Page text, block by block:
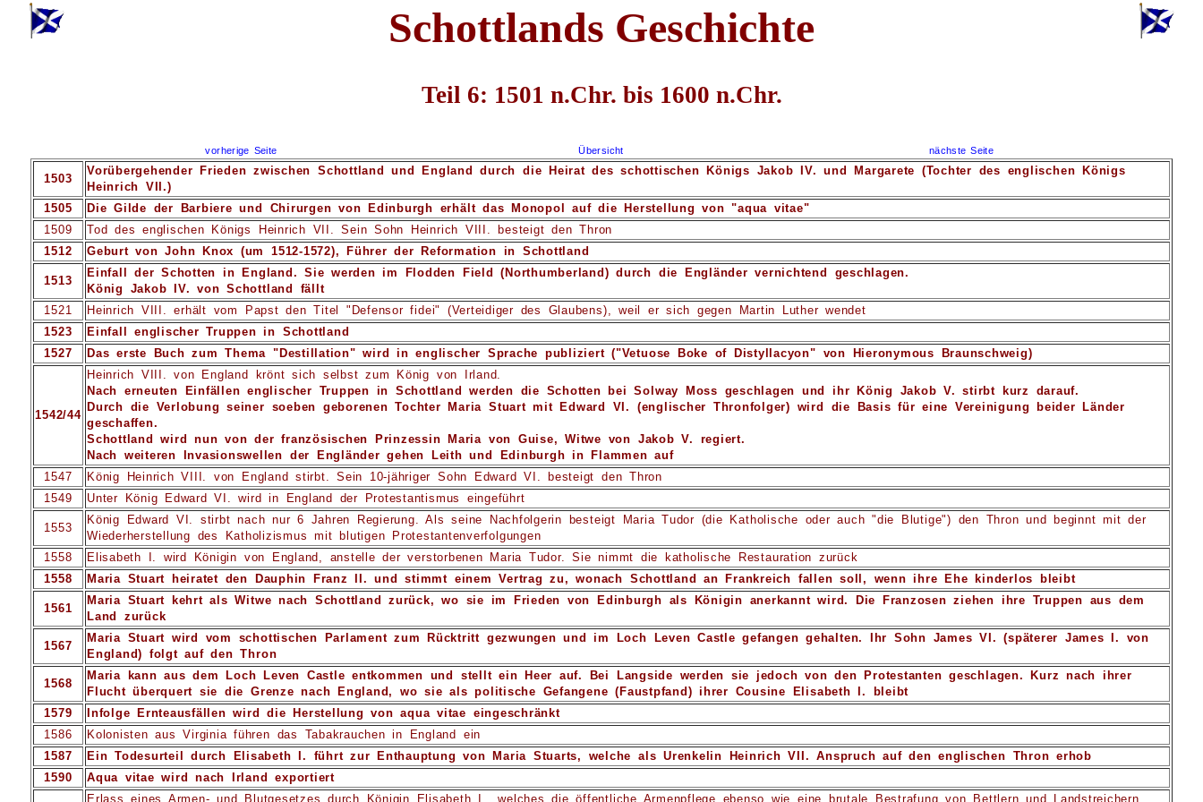
Schottlands Geschichte
Teil 6: 1501 n.Chr. bis 1600 n.Chr.
vorherige Seite Übersicht nächste Seite
1503
Vorübergehender Frieden zwischen Schottland und England durch die Heirat des schottischen Königs Jakob IV. und Margarete (Tochter des englischen Königs
Heinrich VII.)
1505
Die Gilde der Barbiere und Chirurgen von Edinburgh erhält das Monopol auf die Herstellung von "aqua vitae"
1509
Tod des englischen Königs Heinrich VII. Sein Sohn Heinrich VIII. besteigt den Thron
1512
Geburt von John Knox (um 1512-1572), Führer der Reformation in Schottland
1513
Einfall der Schotten in England. Sie werden im Flodden Field (Northumberland) durch die Engländer vernichtend geschlagen.
König Jakob IV. von Schottland fällt
1521
Heinrich VIII. erhält vom Papst den Titel "Defensor fidei" (Verteidiger des Glaubens), weil er sich gegen Martin Luther wendet
1523
Einfall englischer Truppen in Schottland
1527
Das erste Buch zum Thema "Destillation" wird in englischer Sprache publiziert ("Vetuose Boke of Distyllacyon" von Hieronymous Braunschweig)
1542/44
Heinrich VIII. von England krönt sich selbst zum König von Irland.
Nach erneuten Einfällen englischer Truppen in Schottland werden die Schotten bei Solway Moss geschlagen und ihr König Jakob V. stirbt kurz darauf.
Durch die Verlobung seiner soeben geborenen Tochter Maria Stuart mit Edward VI. (englischer Thronfolger) wird die Basis für eine Vereinigung beider Länder
geschaffen.
Schottland wird nun von der französischen Prinzessin Maria von Guise, Witwe von Jakob V. regiert.
Nach weiteren Invasionswellen der Engländer gehen Leith und Edinburgh in Flammen auf
1547
König Heinrich VIII. von England stirbt. Sein 10-jähriger Sohn Edward VI. besteigt den Thron
1549
Unter König Edward VI. wird in England der Protestantismus eingeführt
1553
König Edward VI. stirbt nach nur 6 Jahren Regierung. Als seine Nachfolgerin besteigt Maria Tudor (die Katholische oder auch "die Blutige") den Thron und beginnt mit der
Wiederherstellung des Katholizismus mit blutigen Protestantenverfolgungen
1558
Elisabeth I. wird Königin von England, anstelle der verstorbenen Maria Tudor. Sie nimmt die katholische Restauration zurück
1558
Maria Stuart heiratet den Dauphin Franz II. und stimmt einem Vertrag zu, wonach Schottland an Frankreich fallen soll, wenn ihre Ehe kinderlos bleibt
1561
Maria Stuart kehrt als Witwe nach Schottland zurück, wo sie im Frieden von Edinburgh als Königin anerkannt wird. Die Franzosen ziehen ihre Truppen aus dem
Land zurück
1567
Maria Stuart wird vom schottischen Parlament zum Rücktritt gezwungen und im Loch Leven Castle gefangen gehalten. Ihr Sohn James VI. (späterer James I. von
England) folgt auf den Thron
1568
Maria kann aus dem Loch Leven Castle entkommen und stellt ein Heer auf. Bei Langside werden sie jedoch von den Protestanten geschlagen. Kurz nach ihrer
Flucht überquert sie die Grenze nach England, wo sie als politische Gefangene (Faustpfand) ihrer Cousine Elisabeth I. bleibt
1579
Infolge Ernteausfällen wird die Herstellung von aqua vitae eingeschränkt
1586
Kolonisten aus Virginia führen das Tabakrauchen in England ein
1587
Ein Todesurteil durch Elisabeth I. führt zur Enthauptung von Maria Stuarts, welche als Urenkelin Heinrich VII. Anspruch auf den englischen Thron erhob
1590
Aqua vitae wird nach Irland exportiert
Erlass eines Armen- und Blutgesetzes durch Königin Elisabeth I., welches die öffentliche Armenpflege ebenso wie eine brutale Bestrafung von Bettlern und Landstreichern